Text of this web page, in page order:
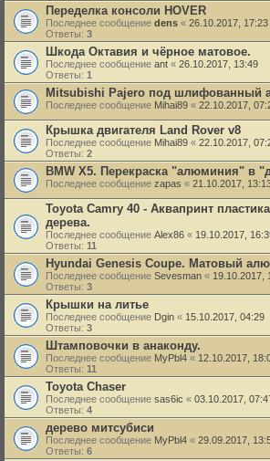
Переделка консоли HOVER
Последнее сообщение dens « 26.10.2017, 17:23
Ответы: 3
Шкода Октавия и чёрное матовое.
Последнее сообщение ant « 26.10.2017, 13:49
Ответы: 1
Mitsubishi Pajero под шлифованный
Последнее сообщение Mihai89 « 22.10.2017,
Крышка двигателя Land Rover v8
Последнее сообщение Mihai89 « 22.10.2017,
Ответы: 2
BMW X5. Перекраска "алюминия" в
Последнее сообщение zapas « 21.10.2017,
Toyota Camry 40 - Аквапринт
дерева.
Последнее сообщение Alex86 « 19.10.2017,
Ответы: 11
Hyundai Genesis Coupe. Матовый
Последнее сообщение Sevesman « 19.10.2017,
Ответы: 3
Крышки на литье
Последнее сообщение Dgin « 15.10.2017, 04:29
Ответы: 3
Штамповочки в анаконду.
Последнее сообщение MyPbl4 « 12.10.2017,
Ответы: 11
Toyota Chaser
Последнее сообщение sas6ic « 03.10.2017,
Ответы: 4
дерево митсубиси
Последнее сообщение MyPbl4 « 29.09.2017,
Ответы: 6